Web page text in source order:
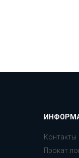
Контакты
Прокат